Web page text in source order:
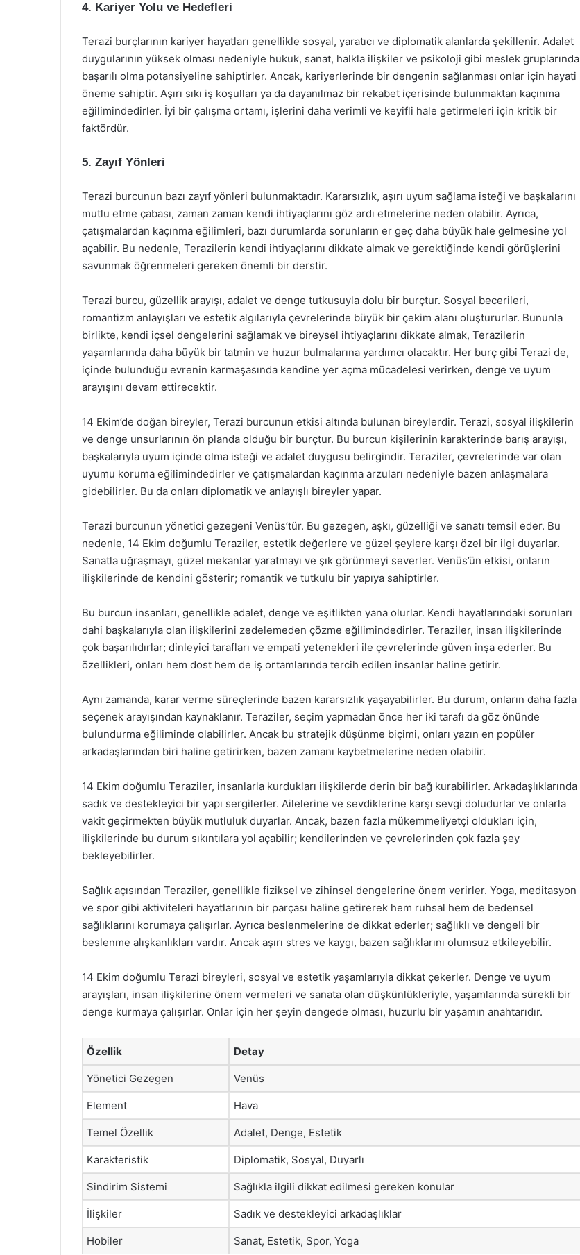
4. Kariyer Yolu ve Hedefleri
Terazi burçlarının kariyer hayatları genellikle sosyal, yaratıcı ve diplomatik alanlarda şekillenir. Adalet
duygularının yüksek olması nedeniyle hukuk, sanat, halkla ilişkiler ve psikoloji gibi meslek gruplarında
başarılı olma potansiyeline sahiptirler. Ancak, kariyerlerinde bir dengenin sağlanması onlar için hayati
öneme sahiptir. Aşırı sıkı iş koşulları ya da dayanılmaz bir rekabet içerisinde bulunmaktan kaçınma
eğilimindedirler. İyi bir çalışma ortamı, işlerini daha verimli ve keyifli hale getirmeleri için kritik bir
faktördür.
5. Zayıf Yönleri
Terazi burcunun bazı zayıf yönleri bulunmaktadır. Kararsızlık, aşırı uyum sağlama isteği ve başkalarını
mutlu etme çabası, zaman zaman kendi ihtiyaçlarını göz ardı etmelerine neden olabilir. Ayrıca,
çatışmalardan kaçınma eğilimleri, bazı durumlarda sorunların er geç daha büyük hale gelmesine yol
açabilir. Bu nedenle, Terazilerin kendi ihtiyaçlarını dikkate almak ve gerektiğinde kendi görüşlerini
savunmak öğrenmeleri gereken önemli bir derstir.
Terazi burcu, güzellik arayışı, adalet ve denge tutkusuyla dolu bir burçtur. Sosyal becerileri,
romantizm anlayışları ve estetik algılarıyla çevrelerinde büyük bir çekim alanı oluştururlar. Bununla
birlikte, kendi içsel dengelerini sağlamak ve bireysel ihtiyaçlarını dikkate almak, Terazilerin
yaşamlarında daha büyük bir tatmin ve huzur bulmalarına yardımcı olacaktır. Her burç gibi Terazi de,
içinde bulunduğu evrenin karmaşasında kendine yer açma mücadelesi verirken, denge ve uyum
arayışını devam ettirecektir.
14 Ekim’de doğan bireyler, Terazi burcunun etkisi altında bulunan bireylerdir. Terazi, sosyal ilişkilerin
ve denge unsurlarının ön planda olduğu bir burçtur. Bu burcun kişilerinin karakterinde barış arayışı,
başkalarıyla uyum içinde olma isteği ve adalet duygusu belirgindir. Teraziler, çevrelerinde var olan
uyumu koruma eğilimindedirler ve çatışmalardan kaçınma arzuları nedeniyle bazen anlaşmalara
gidebilirler. Bu da onları diplomatik ve anlayışlı bireyler yapar.
Terazi burcunun yönetici gezegeni Venüs’tür. Bu gezegen, aşkı, güzelliği ve sanatı temsil eder. Bu
nedenle, 14 Ekim doğumlu Teraziler, estetik değerlere ve güzel şeylere karşı özel bir ilgi duyarlar.
Sanatla uğraşmayı, güzel mekanlar yaratmayı ve şık görünmeyi severler. Venüs’ün etkisi, onların
ilişkilerinde de kendini gösterir; romantik ve tutkulu bir yapıya sahiptirler.
Bu burcun insanları, genellikle adalet, denge ve eşitlikten yana olurlar. Kendi hayatlarındaki sorunları
dahi başkalarıyla olan ilişkilerini zedelemeden çözme eğilimindedirler. Teraziler, insan ilişkilerinde
çok başarılıdırlar; dinleyici tarafları ve empati yetenekleri ile çevrelerinde güven inşa ederler. Bu
özellikleri, onları hem dost hem de iş ortamlarında tercih edilen insanlar haline getirir.
Aynı zamanda, karar verme süreçlerinde bazen kararsızlık yaşayabilirler. Bu durum, onların daha fazla
seçenek arayışından kaynaklanır. Teraziler, seçim yapmadan önce her iki tarafı da göz önünde
bulundurma eğiliminde olabilirler. Ancak bu stratejik düşünme biçimi, onları yazın en popüler
arkadaşlarından biri haline getirirken, bazen zamanı kaybetmelerine neden olabilir.
14 Ekim doğumlu Teraziler, insanlarla kurdukları ilişkilerde derin bir bağ kurabilirler. Arkadaşlıklarında
sadık ve destekleyici bir yapı sergilerler. Ailelerine ve sevdiklerine karşı sevgi doludurlar ve onlarla
vakit geçirmekten büyük mutluluk duyarlar. Ancak, bazen fazla mükemmeliyetçi oldukları için,
ilişkilerinde bu durum sıkıntılara yol açabilir; kendilerinden ve çevrelerinden çok fazla şey
bekleyebilirler.
Sağlık açısından Teraziler, genellikle fiziksel ve zihinsel dengelerine önem verirler. Yoga, meditasyon
ve spor gibi aktiviteleri hayatlarının bir parçası haline getirerek hem ruhsal hem de bedensel
sağlıklarını korumaya çalışırlar. Ayrıca beslenmelerine de dikkat ederler; sağlıklı ve dengeli bir
beslenme alışkanlıkları vardır. Ancak aşırı stres ve kaygı, bazen sağlıklarını olumsuz etkileyebilir.
14 Ekim doğumlu Terazi bireyleri, sosyal ve estetik yaşamlarıyla dikkat çekerler. Denge ve uyum
arayışları, insan ilişkilerine önem vermeleri ve sanata olan düşkünlükleriyle, yaşamlarında sürekli bir
denge kurmaya çalışırlar. Onlar için her şeyin dengede olması, huzurlu bir yaşamın anahtarıdır.
Özellik Detay
Yönetici Gezegen Venüs
Element Hava
Temel Özellik Adalet, Denge, Estetik
Karakteristik Diplomatik, Sosyal, Duyarlı
Sindirim Sistemi Sağlıkla ilgili dikkat edilmesi gereken konular
İlişkiler Sadık ve destekleyici arkadaşlıklar
Hobiler Sanat, Estetik, Spor, Yoga